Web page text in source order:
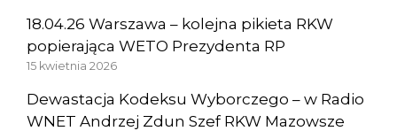
18.04.26 Warszawa – kolejna pikieta RKW
popierająca WETO Prezydenta RP
15 kwietnia 2026
Dewastacja Kodeksu Wyborczego – w Radio
WNET Andrzej Zdun Szef RKW Mazowsze